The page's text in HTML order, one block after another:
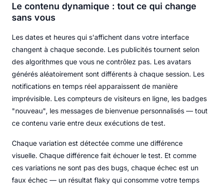
Le contenu dynamique : tout ce qui change
sans vous
Les dates et heures qui s'affichent dans votre interface
changent à chaque seconde. Les publicités tournent selon
des algorithmes que vous ne contrôlez pas. Les avatars
générés aléatoirement sont différents à chaque session. Les
notifications en temps réel apparaissent de manière
imprévisible. Les compteurs de visiteurs en ligne, les badges
"nouveau", les messages de bienvenue personnalisés — tout
ce contenu varie entre deux exécutions de test.
Chaque variation est détectée comme une différence
visuelle. Chaque différence fait échouer le test. Et comme
ces variations ne sont pas des bugs, chaque échec est un
faux échec — un résultat flaky qui consomme votre temps